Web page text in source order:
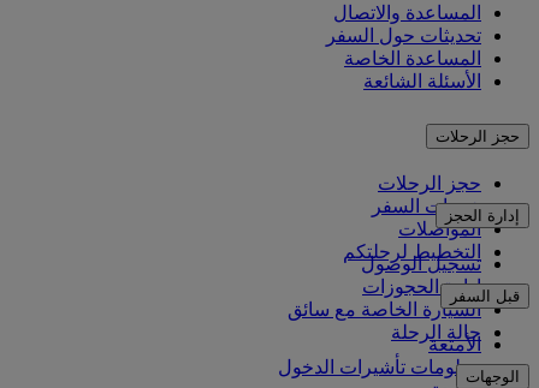
المساعدة والاتصال
تحديثات حول السفر
المساعدة الخاصة
الأسئلة الشائعة
حجز الرحلات
حجز الرحلات
خدمات السفر
المواصلات
التخطيط لرحلتكم
إدارة الحجز
تسجيل الوصول
إدارة الحجوزات
السيارة الخاصة مع سائق
حالة الرحلة
قبل السفر
الأمتعة
معلومات تأشيرات الدخولالوجهات